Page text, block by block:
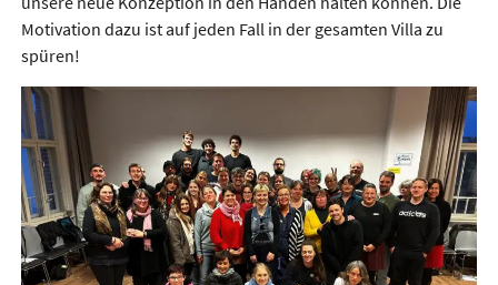
Motivation dazu ist auf jeden Fall in der gesamten Villa zu
spüren!